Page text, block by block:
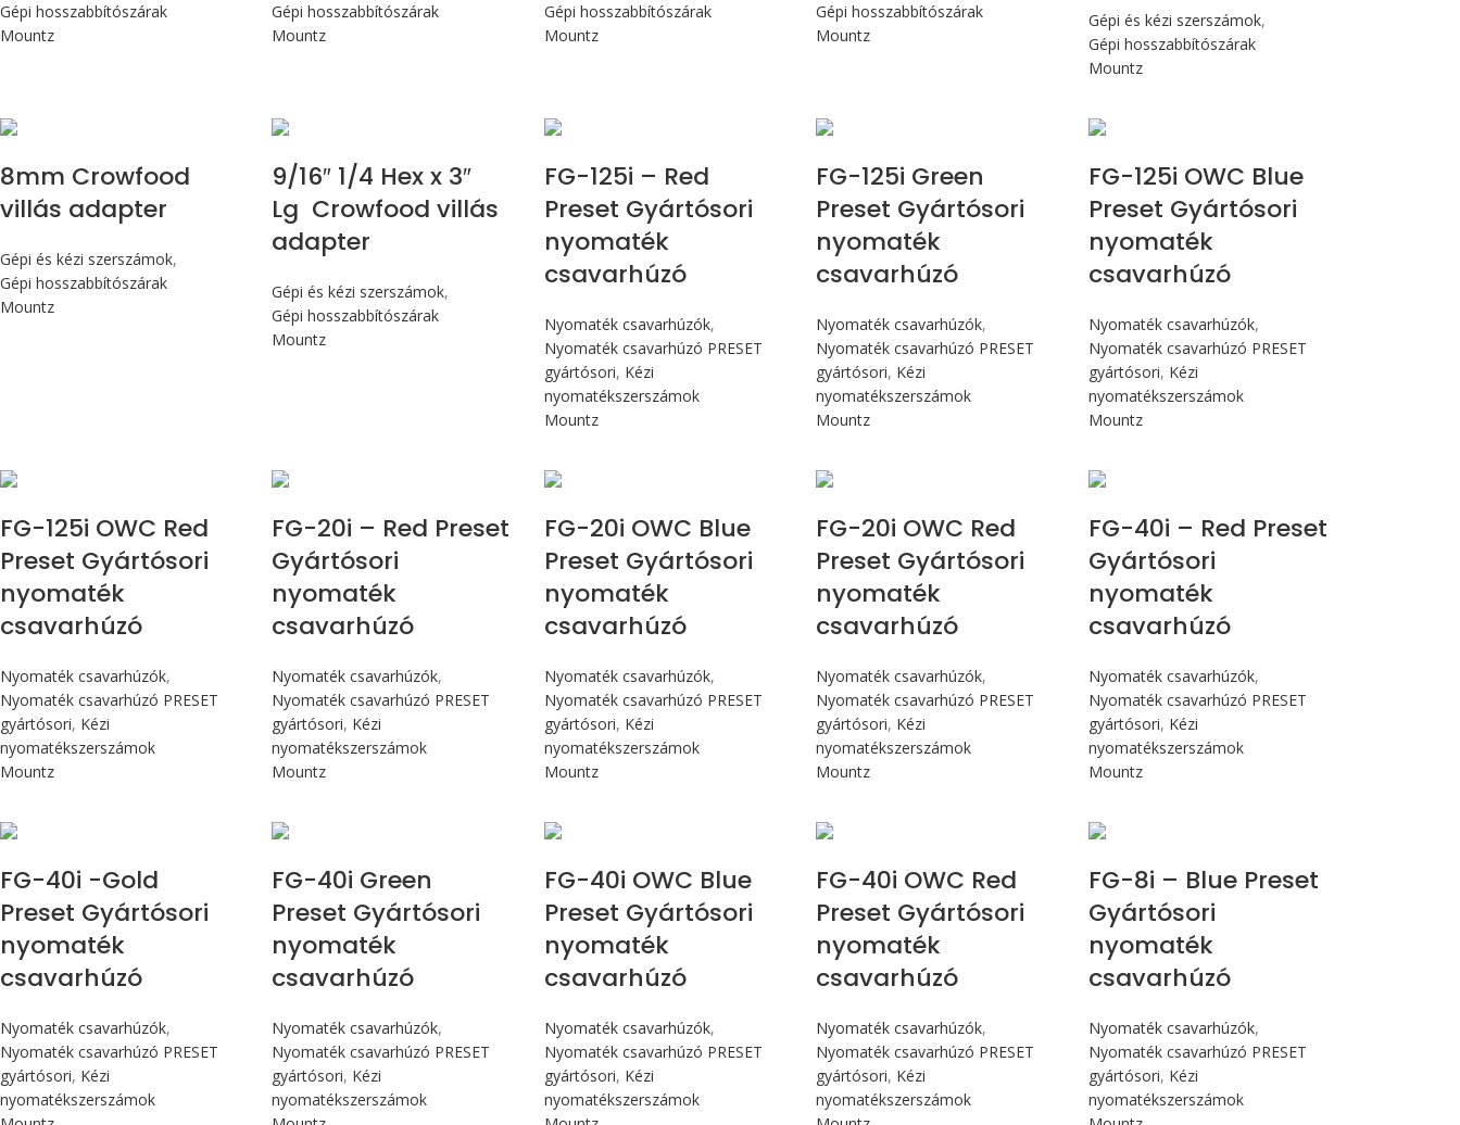
Gépi hosszabbítószárak
Mountz
Gépi hosszabbítószárak
Mountz
Gépi hosszabbítószárak
Mountz
Gépi hosszabbítószárak
Mountz
Gépi és kézi szerszámok,
Gépi hosszabbítószárak
Mountz
8mm Crowfood
villás adapter
Gépi és kézi szerszámok,
Gépi hosszabbítószárak
Mountz
9/16″ 1/4 Hex x 3″
Lg Crowfood villás
adapter
Gépi és kézi szerszámok,
Gépi hosszabbítószárak
Mountz
FG-125i – Red
Preset Gyártósori
nyomaték
csavarhúzó
Nyomaték csavarhúzók,
Nyomaték csavarhúzó PRESET
gyártósori, Kézi
nyomatékszerszámok
Mountz
FG-125i Green
Preset Gyártósori
nyomaték
csavarhúzó
Nyomaték csavarhúzók,
Nyomaték csavarhúzó PRESET
gyártósori, Kézi
nyomatékszerszámok
Mountz
FG-125i OWC Blue
Preset Gyártósori
nyomaték
csavarhúzó
Nyomaték csavarhúzók,
Nyomaték csavarhúzó PRESET
gyártósori, Kézi
nyomatékszerszámok
Mountz
FG-125i OWC Red
Preset Gyártósori
nyomaték
csavarhúzó
Nyomaték csavarhúzók,
Nyomaték csavarhúzó PRESET
gyártósori, Kézi
nyomatékszerszámok
Mountz
FG-20i – Red Preset
Gyártósori
nyomaték
csavarhúzó
Nyomaték csavarhúzók,
Nyomaték csavarhúzó PRESET
gyártósori, Kézi
nyomatékszerszámok
Mountz
FG-20i OWC Blue
Preset Gyártósori
nyomaték
csavarhúzó
Nyomaték csavarhúzók,
Nyomaték csavarhúzó PRESET
gyártósori, Kézi
nyomatékszerszámok
Mountz
FG-20i OWC Red
Preset Gyártósori
nyomaték
csavarhúzó
Nyomaték csavarhúzók,
Nyomaték csavarhúzó PRESET
gyártósori, Kézi
nyomatékszerszámok
Mountz
FG-40i – Red Preset
Gyártósori
nyomaték
csavarhúzó
Nyomaték csavarhúzók,
Nyomaték csavarhúzó PRESET
gyártósori, Kézi
nyomatékszerszámok
Mountz
FG-40i -Gold
Preset Gyártósori
nyomaték
csavarhúzó
Nyomaték csavarhúzók,
Nyomaték csavarhúzó PRESET
gyártósori, Kézi
nyomatékszerszámok
FG-40i Green
Preset Gyártósori
nyomaték
csavarhúzó
Nyomaték csavarhúzók,
Nyomaték csavarhúzó PRESET
gyártósori, Kézi
nyomatékszerszámok
FG-40i OWC Blue
Preset Gyártósori
nyomaték
csavarhúzó
Nyomaték csavarhúzók,
Nyomaték csavarhúzó PRESET
gyártósori, Kézi
nyomatékszerszámok
FG-40i OWC Red
Preset Gyártósori
nyomaték
csavarhúzó
Nyomaték csavarhúzók,
Nyomaték csavarhúzó PRESET
gyártósori, Kézi
nyomatékszerszámok
FG-8i – Blue Preset
Gyártósori
nyomaték
csavarhúzó
Nyomaték csavarhúzók,
Nyomaték csavarhúzó PRESET
gyártósori, Kézi
nyomatékszerszámok